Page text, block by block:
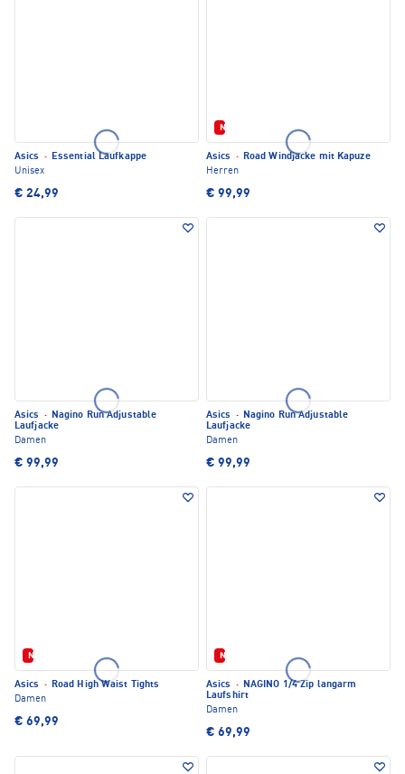
Asics · Essential Laufkappe
Unisex
€ 24,99
Neu
Asics · Road Windjacke mit Kapuze
Herren
€ 99,99
Asics · Nagino Run Adjustable
Laufjacke
Damen
€ 99,99
Asics · Nagino Run Adjustable
Laufjacke
Damen
€ 99,99
Neu
Asics · Road High Waist Tights
Damen
€ 69,99
Neu
Asics · NAGINO 1/4 Zip langarm
Laufshirt
Damen
€ 69,99